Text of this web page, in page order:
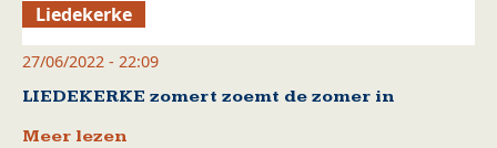
Liedekerke
27/06/2022 - 22:09
LIEDEKERKE zomert zoemt de zomer in
Meer lezen